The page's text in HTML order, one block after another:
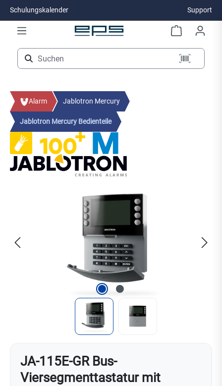
Zum Hauptinhalt springen
Schulungskalender Support
Alarm Jablotron Mercury
Jablotron Mercury Bedienteile
JA-115E-GR Bus-
Viersegmenttastatur mit